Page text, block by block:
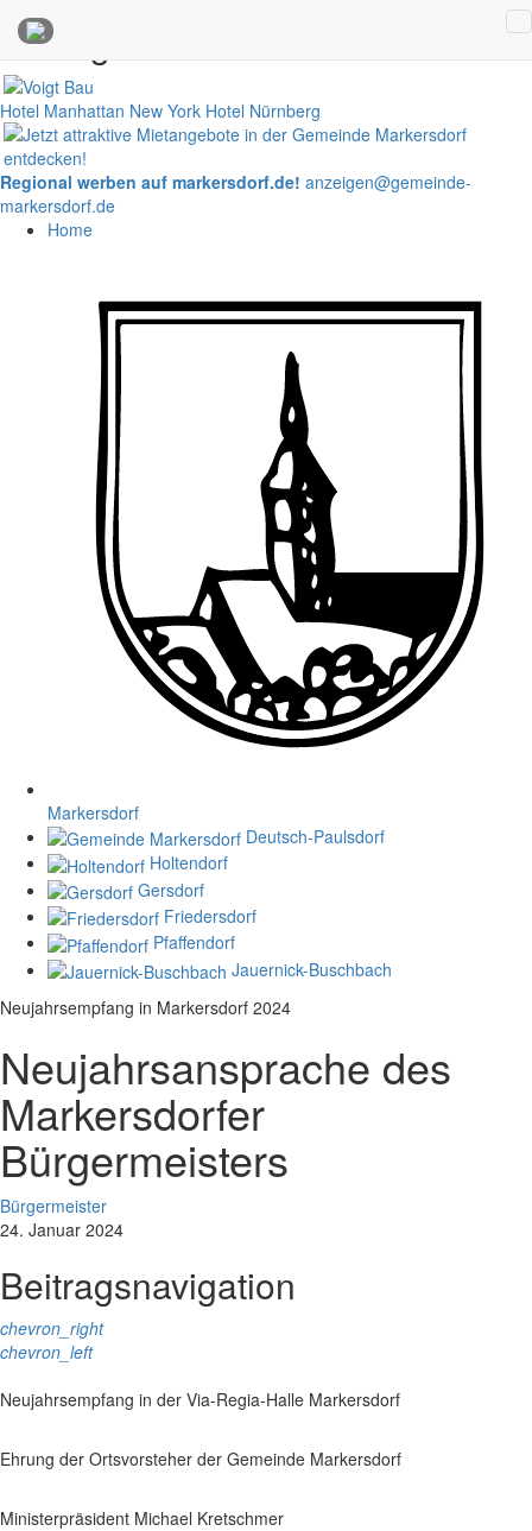
Anzeigen
Hotel Manhattan New York Hotel Nürnberg
Regional werben auf markersdorf.de! anzeigen@gemeinde-
markersdorf.de
Home
Markersdorf
Deutsch-Paulsdorf
Holtendorf
Gersdorf
Friedersdorf
Pfaffendorf
Jauernick-Buschbach
Neujahrsempfang in Markersdorf 2024
Neujahrsansprache des
Markersdorfer
Bürgermeisters
Bürgermeister
24. Januar 2024
Beitragsnavigation
chevron_right
chevron_left
Neujahrsempfang in der Via-Regia-Halle Markersdorf
Ehrung der Ortsvorsteher der Gemeinde Markersdorf
Ministerpräsident Michael Kretschmer